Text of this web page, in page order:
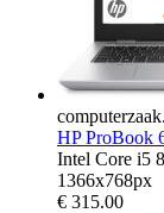
HP ProBook
Intel Core i5
1366x768px
€ 315.00